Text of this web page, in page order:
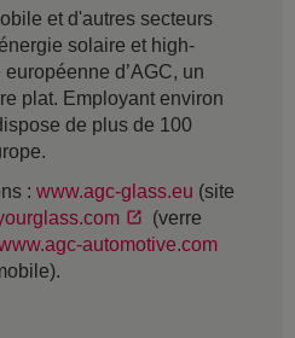
et d'autres secteurs
solaire et high-
d’AGC, un
plat. Employant environ
de plus de 100
: www.agc-glass.eu (site
(verre
automotive.com